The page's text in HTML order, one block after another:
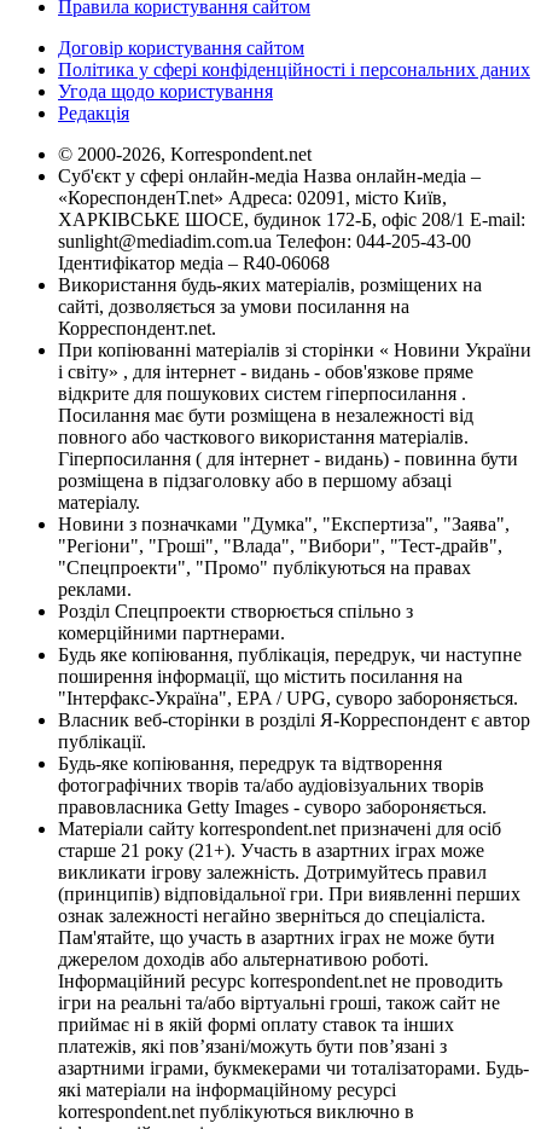
Правила користування сайтом
Договір користування сайтом
Політика у сфері конфіденційності і персональних даних
Угода щодо користування
Редакція
© 2000-2026, Korrespondent.net
Суб'єкт у сфері онлайн-медіа Назва онлайн-медіа –
«КореспонденТ.net» Адреса: 02091, місто Київ,
ХАРКІВСЬКЕ ШОСЕ, будинок 172-Б, офіс 208/1 E-mail:
sunlight@mediadim.com.ua Телефон: 044-205-43-00
Ідентифікатор медіа – R40-06068
Використання будь-яких матеріалів, розміщених на
сайті, дозволяється за умови посилання на
Корреспондент.net.
При копіюванні матеріалів зі сторінки « Новини України
і світу» , для інтернет - видань - обов'язкове пряме
відкрите для пошукових систем гіперпосилання .
Посилання має бути розміщена в незалежності від
повного або часткового використання матеріалів.
Гіперпосилання ( для інтернет - видань) - повинна бути
розміщена в підзаголовку або в першому абзаці
матеріалу.
Новини з позначками "Думка", "Експертиза", "Заява",
"Регіони", "Гроші", "Влада", "Вибори", "Тест-драйв",
"Спецпроекти", "Промо" публікуються на правах
реклами.
Розділ Спецпроекти створюється спільно з
комерційними партнерами.
Будь яке копіювання, публікація, передрук, чи наступне
поширення інформації, що містить посилання на
"Інтерфакс-Україна", EPA / UPG, суворо забороняється.
Власник веб-сторінки в розділі Я-Корреспондент є автор
публікації.
Будь-яке копіювання, передрук та відтворення
фотографічних творів та/або аудіовізуальних творів
правовласника Getty Images - суворо забороняється.
Матеріали сайту korrespondent.net призначені для осіб
старше 21 року (21+). Участь в азартних іграх може
викликати ігрову залежність. Дотримуйтесь правил
(принципів) відповідальної гри. При виявленні перших
ознак залежності негайно зверніться до спеціаліста.
Пам'ятайте, що участь в азартних іграх не може бути
джерелом доходів або альтернативою роботі.
Інформаційний ресурс korrespondent.net не проводить
ігри на реальні та/або віртуальні гроші, також сайт не
приймає ні в якій формі оплату ставок та інших
платежів, які пов’язані/можуть бути пов’язані з
азартними іграми, букмекерами чи тоталізаторами. Будь-
які матеріали на інформаційному ресурсі
korrespondent.net публікуються виключно в